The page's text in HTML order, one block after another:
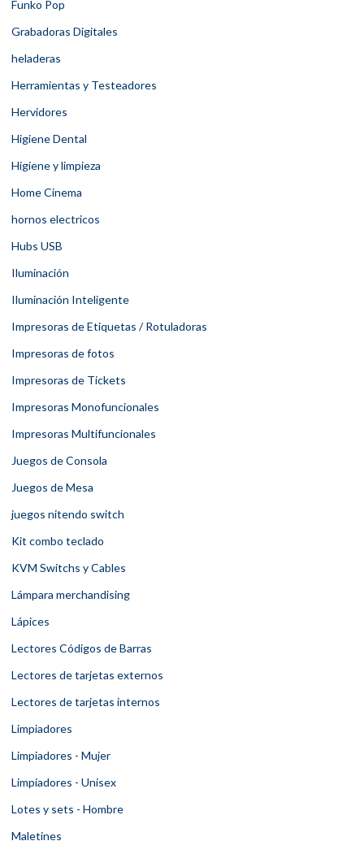
Funko Pop
Grabadoras Digitales
heladeras
Herramientas y Testeadores
Hervidores
Higiene Dental
Higiene y limpieza
Home Cinema
hornos electricos
Hubs USB
Iluminación
Iluminación Inteligente
Impresoras de Etiquetas / Rotuladoras
Impresoras de fotos
Impresoras de Tickets
Impresoras Monofuncionales
Impresoras Multifuncionales
Juegos de Consola
Juegos de Mesa
juegos nitendo switch
Kit combo teclado
KVM Switchs y Cables
Lámpara merchandising
Lápices
Lectores Códigos de Barras
Lectores de tarjetas externos
Lectores de tarjetas internos
Limpiadores
Limpiadores - Mujer
Limpiadores - Unisex
Lotes y sets - Hombre
Maletines